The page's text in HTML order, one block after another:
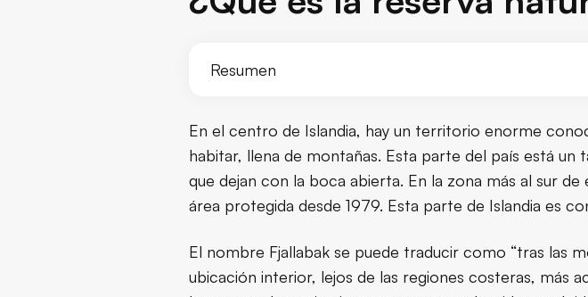
Resumen
La reserva natural de Fjallabak, situada en el sur de
En el centro de Islandia, hay un territorio enorme
habitar, llena de montañas. Esta parte del país está un
que dejan con la boca abierta. En la zona más al sur
área protegida desde 1979. Esta parte de Islandia es
El nombre Fjallabak se puede traducir como “tras las
ubicación interior, lejos de las regiones costeras, más